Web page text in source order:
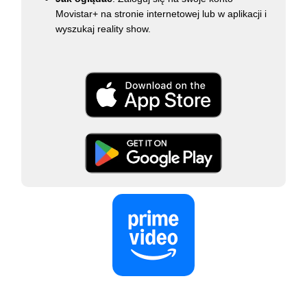
Movistar+ na stronie internetowej lub w aplikacji i
wyszukaj reality show.